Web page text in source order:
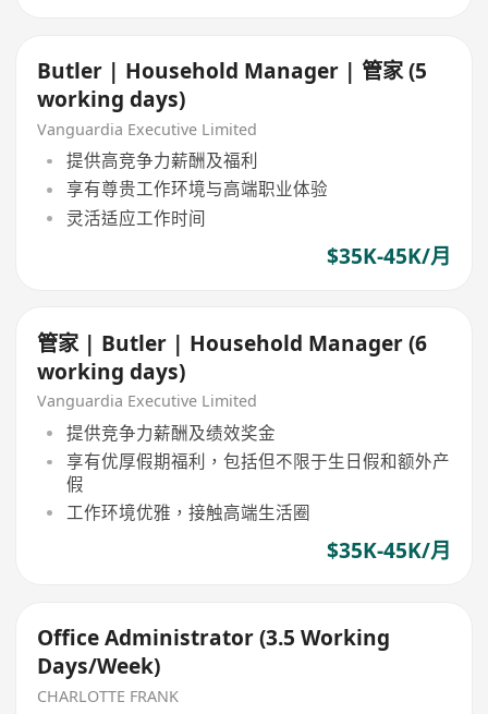
Butler | Household Manager | 管家 (5
working days)
Vanguardia Executive Limited
提供高竞争力薪酬及福利
享有尊贵工作环境与高端职业体验
灵活适应工作时间
$35K-45K/月
管家 | Butler | Household Manager (6
working days)
Vanguardia Executive Limited
提供竞争力薪酬及绩效奖金
享有优厚假期福利，包括但不限于生日假和额外产
假
工作环境优雅，接触高端生活圈
$35K-45K/月
Office Administrator (3.5 Working
Days/Week)
CHARLOTTE FRANK